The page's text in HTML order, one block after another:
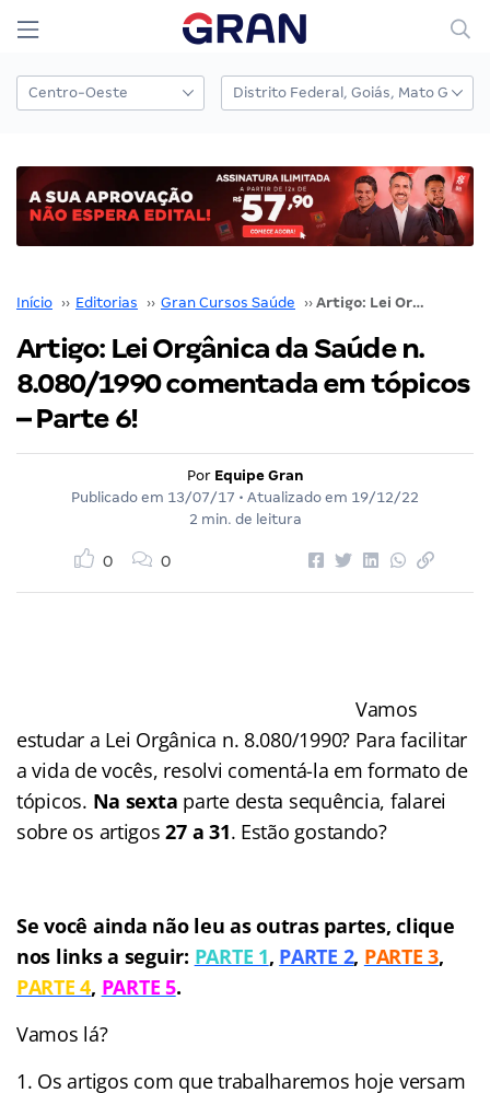
Início ›› Editorias ›› Gran Cursos Saúde ›› Artigo: Lei Orgânica da Saúde n. 8.080/1990 comentada em tópicos – Parte 6!
Artigo: Lei Orgânica da Saúde n.
8.080/1990 comentada em tópicos
– Parte 6!
Por Equipe Gran
Publicado em 13/07/17 • Atualizado em 19/12/22
2 min. de leitura
0 0
Vamos
estudar a Lei Orgânica n. 8.080/1990? Para facilitar
a vida de vocês, resolvi comentá-la em formato de
tópicos. Na sexta parte desta sequência, falarei
sobre os artigos27 a 31. Estão gostando?
Se você ainda não leu as outras partes, clique
nos links a seguir: PARTE 1, PARTE 2, PARTE 3,
PARTE 4, PARTE 5.
Vamos lá?
Os artigos com que trabalharemos hoje versam